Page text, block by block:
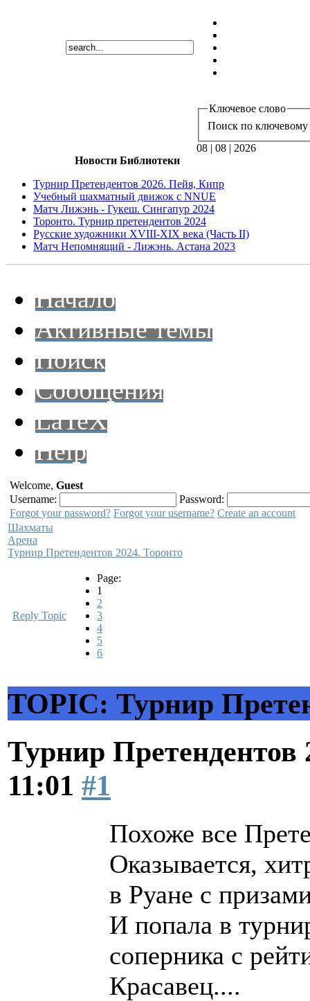
Ключевое слово
Поиск по ключевому
08 | 08 | 2026
Новости Библиотеки
Турнир Претендентов 2026. Пейя, Кипр
Учебный шахматный движок с NNUE
Матч Лижэнь - Гукеш. Сингапур 2024
Торонто. Турнир претендентов 2024
Русские художники XVIII-XIX века (Часть II)
Матч Непомнящий - Лижэнь. Астана 2023
Начало
Активные темы
Поиск
Сообщения
LaTeX
Help
Welcome, Guest
Username:
Password:
Forgot your password? Forgot your username? Create an account
Шахматы
Арена
Турнир Претендентов 2024. Торонто
Reply Topic
Page:
1
2
3
4
5
6
TOPIC: Турнир
Турнир Претендентов
11:01 #1
Похоже все
Оказывается,
в Руане с
И попала в
соперника с
Красавец....